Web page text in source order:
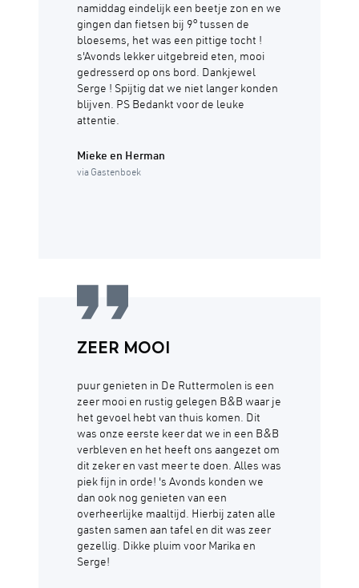
namiddag eindelijk een beetje zon en we
gingen dan fietsen bij 9° tussen de
bloesems, het was een pittige tocht !
s'Avonds lekker uitgebreid eten, mooi
gedresserd op ons bord. Dankjewel
Serge ! Spijtig dat we niet langer konden
blijven. PS Bedankt voor de leuke
attentie.
Mieke en Herman
via Gastenboek
ZEER MOOI
puur genieten in De Ruttermolen is een
zeer mooi en rustig gelegen B&B waar je
het gevoel hebt van thuis komen. Dit
was onze eerste keer dat we in een B&B
verbleven en het heeft ons aangezet om
dit zeker en vast meer te doen. Alles was
piek fijn in orde! 's Avonds konden we
dan ook nog genieten van een
overheerlijke maaltijd. Hierbij zaten alle
gasten samen aan tafel en dit was zeer
gezellig. Dikke pluim voor Marika en
Serge!